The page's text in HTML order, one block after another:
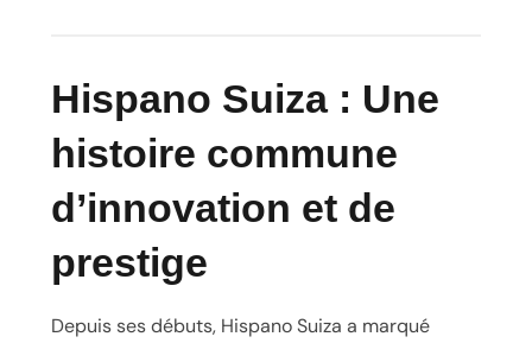
Hispano Suiza : Une
histoire commune
d’innovation et de
prestige
Depuis ses débuts, Hispano Suiza a marqué